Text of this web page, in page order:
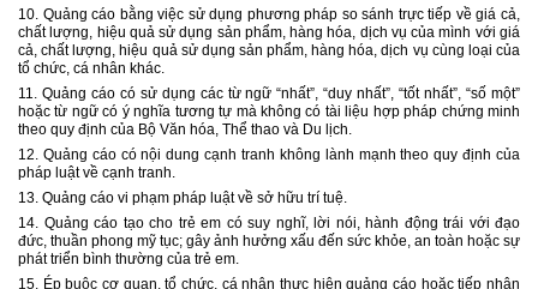
10. Quảng cáo bằng việc sử dụng phương pháp so sánh trực tiếp về giá cả,
chất lượng, hiệu quả sử dụng sản phẩm, hàng hóa, dịch vụ của mình với giá
cả, chất lượng, hiệu quả sử dụng sản phẩm, hàng hóa, dịch vụ cùng loại của
tổ chức, cá nhân khác.
11. Quảng cáo có sử dụng các từ ngữ “nhất”, “duy nhất”, “tốt nhất”, “số một”
hoặc từ ngữ có ý nghĩa tương tự mà không có tài liệu hợp pháp chứng minh
theo quy định của Bộ Văn hóa, Thể thao và Du lịch.
12. Quảng cáo có nội dung cạnh tranh không lành mạnh theo quy định của
pháp luật về cạnh tranh.
13. Quảng cáo vi phạm pháp luật về sở hữu trí tuệ.
14. Quảng cáo tạo cho trẻ em có suy nghĩ, lời nói, hành động trái với đạo
đức, thuần phong mỹ tục; gây ảnh hưởng xấu đến sức khỏe, an toàn hoặc sự
phát triển bình thường của trẻ em.
15. Ép buộc cơ quan, tổ chức, cá nhân thực hiện quảng cáo hoặc tiếp nhận